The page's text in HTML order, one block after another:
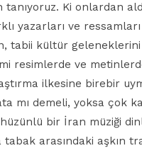
tanıyoruz. Ki onlardan
yazarları ve ressamları
tabii kültür
resimlerde ve
ilkesine birebir
mı demeli, yoksa çok
bir İran müziği
tabak arasındaki aşkın